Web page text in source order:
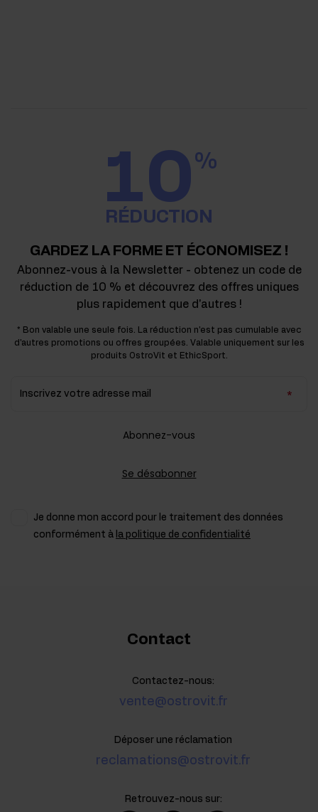
10%
RÉDUCTION
GARDEZ LA FORME ET ÉCONOMISEZ !
Abonnez-vous à la Newsletter - obtenez un code de
réduction de 10 % et découvrez des offres uniques
plus rapidement que d'autres !
* Bon valable une seule fois. La réduction n'est pas cumulable avec
d'autres promotions ou offres groupées. Valable uniquement sur les
produits OstroVit et EthicSport.
Inscrivez votre adresse mail
Abonnez-vous
Se désabonner
Je donne mon accord pour le traitement des données
conformément à la politique de confidentialité
Contact
Contactez-nous:
vente@ostrovit.fr
Déposer une réclamation
reclamations@ostrovit.fr
Retrouvez-nous sur: